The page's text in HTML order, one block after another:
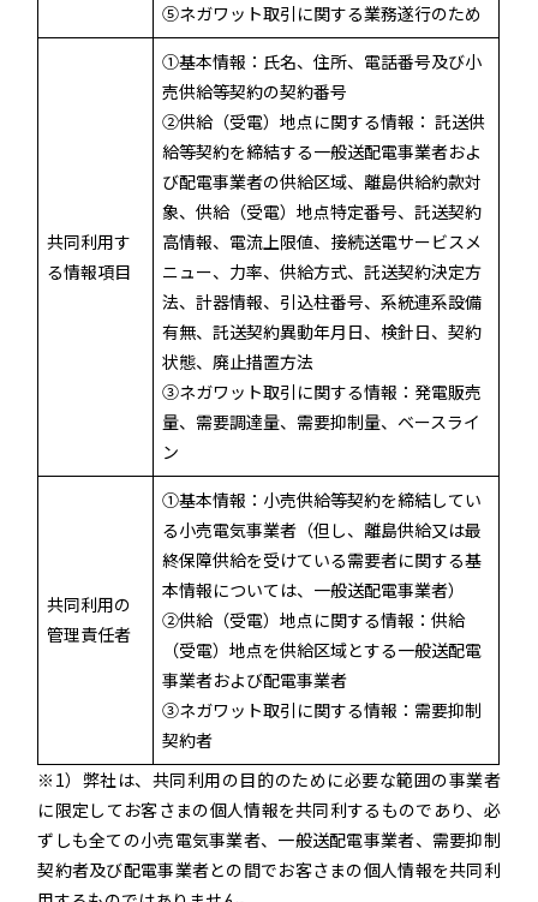
⑤ネガワット取引に関する業務遂行のため
共同利用す
る情報項目
①基本情報：氏名、住所、電話番号及び小
売供給等契約の契約番号
②供給（受電）地点に関する情報： 託送供
給等契約を締結する一般送配電事業者およ
び配電事業者の供給区域、離島供給約款対
象、供給（受電）地点特定番号、託送契約
高情報、電流上限値、接続送電サービスメ
ニュー、力率、供給方式、託送契約決定方
法、計器情報、引込柱番号、系統連系設備
有無、託送契約異動年月日、検針日、契約
状態、廃止措置方法
③ネガワット取引に関する情報：発電販売
量、需要調達量、需要抑制量、ベースライ
ン
共同利用の
管理責任者
①基本情報：小売供給等契約を締結してい
る小売電気事業者（但し、離島供給又は最
終保障供給を受けている需要者に関する基
本情報については、一般送配電事業者）
②供給（受電）地点に関する情報：供給
（受電）地点を供給区域とする一般送配電
事業者および配電事業者
③ネガワット取引に関する情報：需要抑制
契約者
※1）弊社は、共同利用の目的のために必要な範囲の事業者
に限定してお客さまの個人情報を共同利するものであり、必
ずしも全ての小売電気事業者、一般送配電事業者、需要抑制
契約者及び配電事業者との間でお客さまの個人情報を共同利